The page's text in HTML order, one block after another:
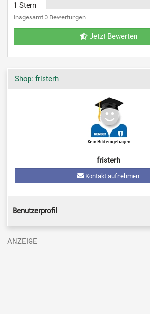
1 Stern
Insgesamt 0 Bewertungen
Jetzt Bewerten
Shop: fristerh
fristerh
Kontakt aufnehmen
Benutzerprofil